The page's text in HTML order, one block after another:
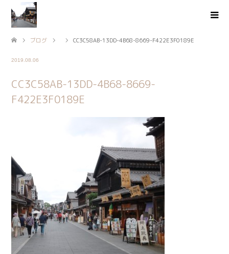
ブログ CC3C58AB-13DD-4B68-8669-F422E3F0189E
2019.08.06
CC3C58AB-13DD-4B68-8669-
F422E3F0189E